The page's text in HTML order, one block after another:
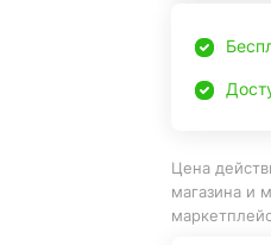
Цена
магазина и